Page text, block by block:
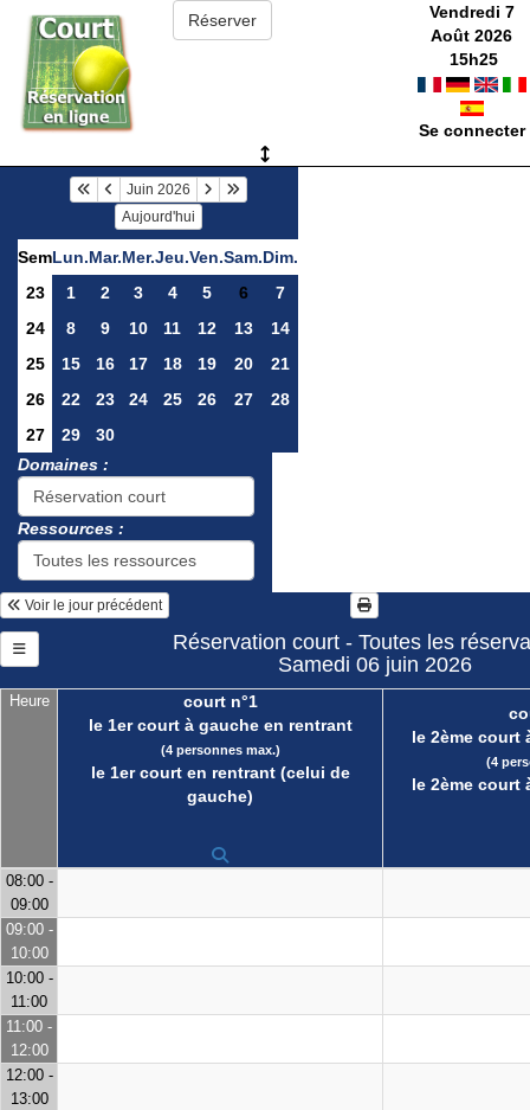
Vendredi 7
Août 2026
15h25
Se connecter
Juin 2026
Aujourd'hui
SemLun.Mar.Mer.Jeu.Ven.Sam.Dim.
23
1 2 3 4 5 6
7
24
8 9 10 11 12 13
14
25
15 16 17 18 19 20
21
26
22 23 24 25 26 27
28
27
29
30
Domaines :
Ressources :
Voir le jour précédent
Réservation court - Toutes les
Samedi 06 juin 2026
Heure
court n°1
le 1er court à gauche en rentrant
(4 personnes max.)
le 1er court en rentrant (celui de
gauche)
le 2ème court
(4
le 2ème court
08:00 -
09:00
09:00 -
10:00
10:00 -
11:00
11:00 -
12:00
12:00 -
13:00